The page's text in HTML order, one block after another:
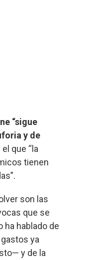
“sigue
y de
que “la
tienen
son las
que se
ha hablado de
ya
y de la